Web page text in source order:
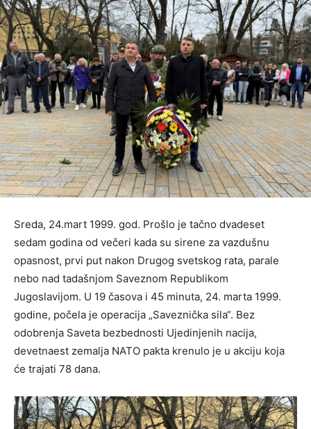
Sreda, 24.mart 1999. god. Prošlo je tačno dvadeset
sedam godina od večeri kada su sirene za vazdušnu
opasnost, prvi put nakon Drugog svetskog rata, parale
nebo nad tadašnjom Saveznom Republikom
Jugoslavijom. U 19 časova i 45 minuta, 24. marta 1999.
godine, počela je operacija „Saveznička sila“. Bez
odobrenja Saveta bezbednosti Ujedinjenih nacija,
devetnaest zemalja NATO pakta krenulo je u akciju koja
će trajati 78 dana.